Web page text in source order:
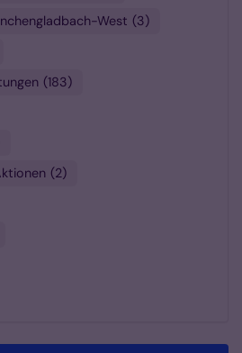
West 3
183
2